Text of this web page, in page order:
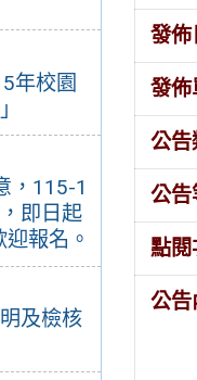
年校園
，115-1
即日起
報名。
及檢核
發佈
發佈
公告
公告
點
公告